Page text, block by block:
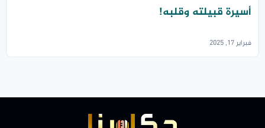
أسيرة قبيلته وقلبه!
فبراير 17, 2025